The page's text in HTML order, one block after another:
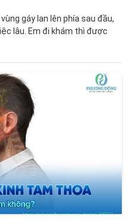
gáy lan lên phía sau đầu,
lâu. Em đi khám thì được